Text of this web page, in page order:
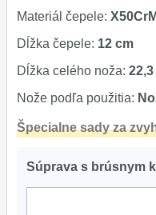
Nože SEBURO
Nože Tojiro
Materiál čepele:
Dĺžka čepele: 12 cm
Dĺžka celého noža:
Nože podľa použitia:
Špecialne sady za
Súprava s brúsnym